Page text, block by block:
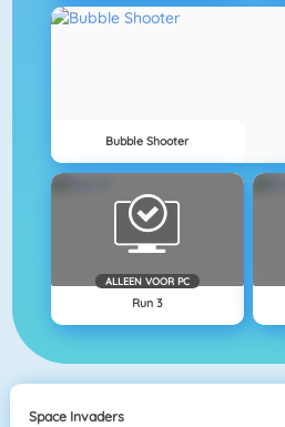
Bubble Shooter
ALLEEN VOOR PC
Run 3
Space Invaders